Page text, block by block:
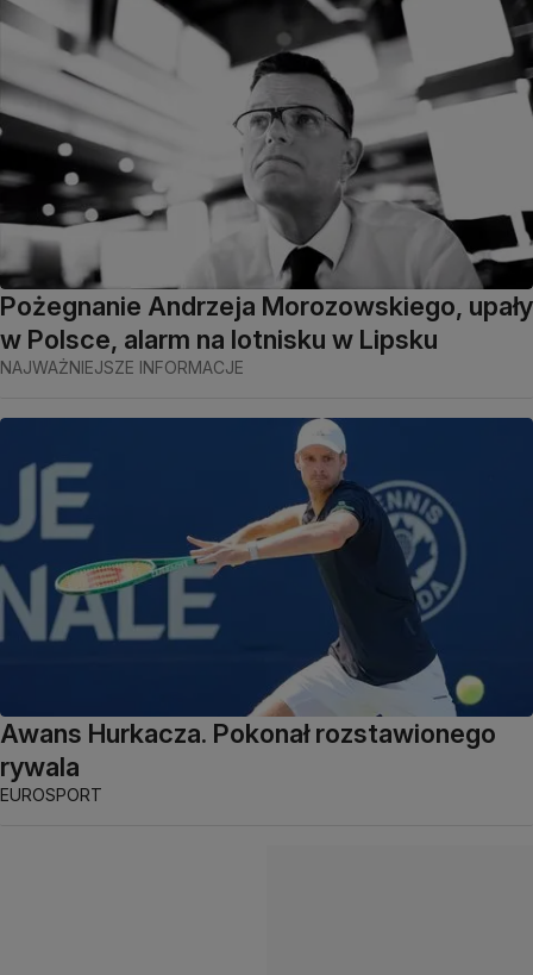
Pożegnanie Andrzeja Morozowskiego, upały
w Polsce, alarm na lotnisku w Lipsku
NAJWAŻNIEJSZE INFORMACJE
Awans Hurkacza. Pokonał rozstawionego
rywala
EUROSPORT